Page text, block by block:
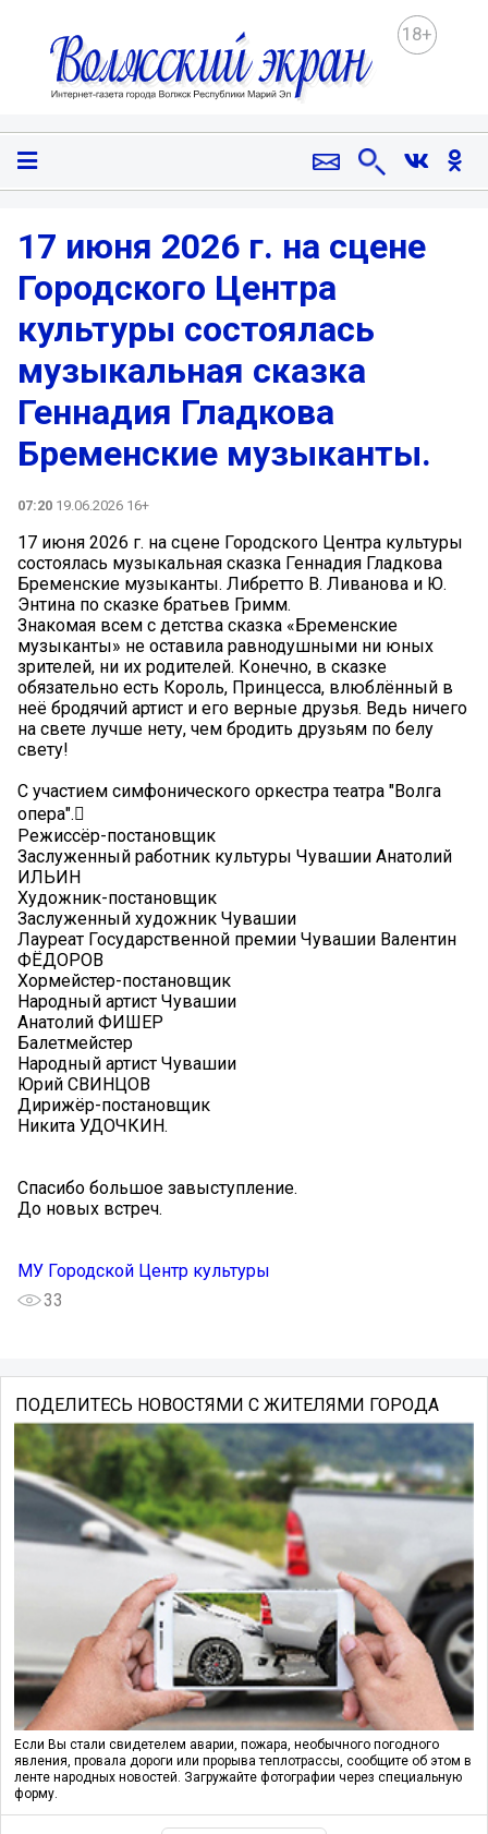
18+
17 июня 2026 г. на сцене
Городского Центра
культуры состоялась
музыкальная сказка
Геннадия Гладкова
Бременские музыканты.
07:20 19.06.2026 16+
17 июня 2026 г. на сцене Городского Центра культуры
состоялась музыкальная сказка Геннадия Гладкова
Бременские музыканты. Либретто В. Ливанова и Ю.
Энтина по сказке братьев Гримм.
Знакомая всем с детства сказка «Бременские
музыканты» не оставила равнодушными ни юных
зрителей, ни их родителей. Конечно, в сказке
обязательно есть Король, Принцесса, влюблённый в
неё бродячий артист и его верные друзья. Ведь ничего
на свете лучше нету, чем бродить друзьям по белу
свету!
С участием симфонического оркестра театра "Волга
опера".🪊
Режиссёр-постановщик
Заслуженный работник культуры Чувашии Анатолий
ИЛЬИН
Художник-постановщик
Заслуженный художник Чувашии
Лауреат Государственной премии Чувашии Валентин
ФЁДОРОВ
Хормейстер-постановщик
Народный артист Чувашии
Анатолий ФИШЕР
Балетмейстер
Народный артист Чувашии
Юрий СВИНЦОВ
Дирижёр-постановщик
Никита УДОЧКИН.
Спасибо большое завыступление.
До новых встреч.
МУ Городской Центр культуры
33
ПОДЕЛИТЕСЬ НОВОСТЯМИ С ЖИТЕЛЯМИ ГОРОДА
Если Вы стали свидетелем аварии, пожара, необычного погодного
явления, провала дороги или прорыва теплотрассы, сообщите об этом в
ленте народных новостей. Загружайте фотографии через специальную
форму.